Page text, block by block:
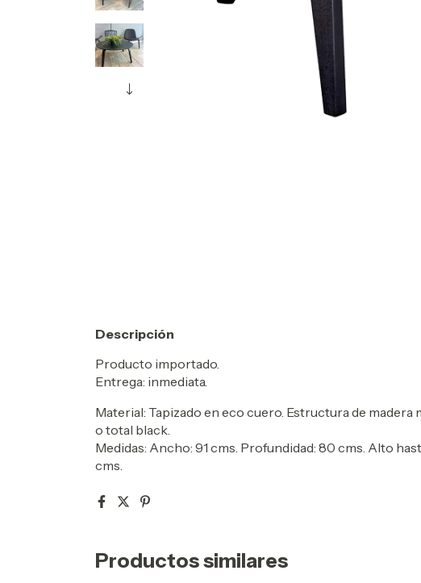
Descripción
Producto importado.
Entrega: inmediata.
Material: Tapizado en eco cuero. Estructura de
o total black.
Medidas: Ancho: 91 cms. Profundidad: 80 cms. Alto
cms.
Productos similares